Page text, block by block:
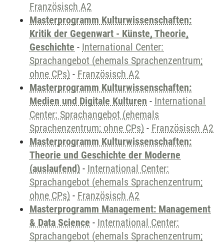
Französisch A2
Masterprogramm Kulturwissenschaften:
Kritik der Gegenwart - Künste, Theorie,
Geschichte - International Center:
Sprachangebot (ehemals Sprachenzentrum;
ohne CPs) - Französisch A2
Masterprogramm Kulturwissenschaften:
Medien und Digitale Kulturen - International
Center: Sprachangebot (ehemals
Sprachenzentrum; ohne CPs) - Französisch A2
Masterprogramm Kulturwissenschaften:
Theorie und Geschichte der Moderne
(auslaufend) - International Center:
Sprachangebot (ehemals Sprachenzentrum;
ohne CPs) - Französisch A2
Masterprogramm Management: Management
& Data Science - International Center:
Sprachangebot (ehemals Sprachenzentrum;